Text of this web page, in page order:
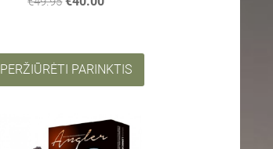
PERŽIŪRĖTI PARINKTIS